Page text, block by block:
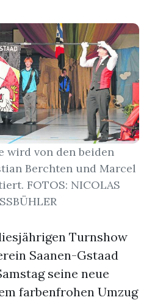
wird von den beiden
Berchten und Marcel
FOTOS: NICOLAS
Turnshow
Saanen-Gstaad
seine neue
farbenfrohen Umzug